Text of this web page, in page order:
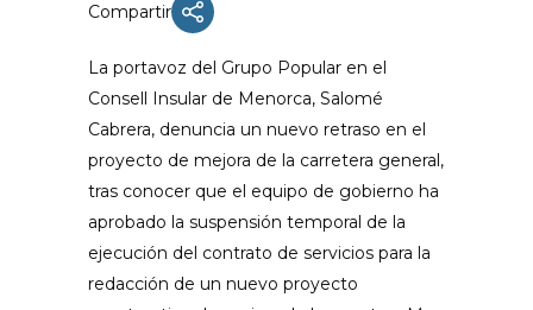
Compartir
La portavoz del Grupo Popular en el
Consell Insular de Menorca, Salomé
Cabrera, denuncia un nuevo retraso en el
proyecto de mejora de la carretera general,
tras conocer que el equipo de gobierno ha
aprobado la suspensión temporal de la
ejecución del contrato de servicios para la
redacción de un nuevo proyecto